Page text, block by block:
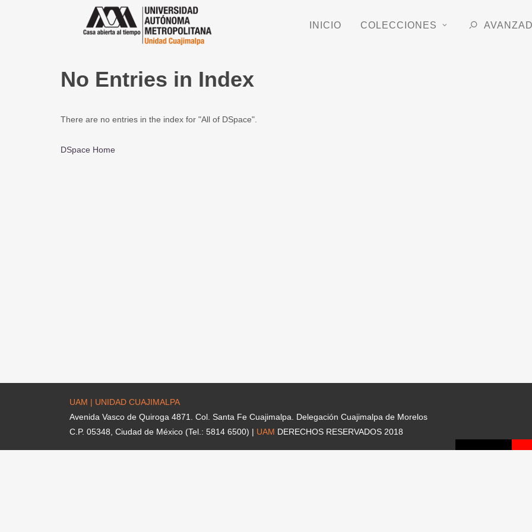
INICIO COLECCIONES
No Entries in Index
There are no entries in the index for "All of DSpace".
DSpace Home
UAM | UNIDAD CUAJIMALPA
Avenida Vasco de Quiroga 4871. Col. Santa Fe Cuajimalpa. Delegación Cuajimalpa de Morelos
C.P. 05348, Ciudad de México (Tel.: 5814 6500) | UAM DERECHOS RESERVADOS 2018